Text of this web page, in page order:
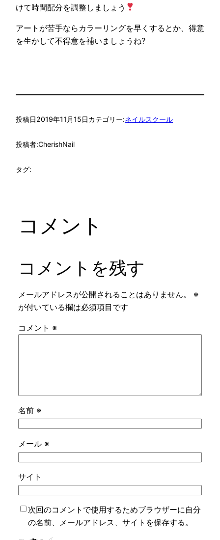
けて時間配分を調整しましょう
アートが苦手ならカラーリングを早くするとか、得意
を生かして不得意を補いましょうね?
投稿日2019年11月15日カテゴリー:ネイルスクール
投稿者:CherishNail
タグ:
コメント
コメントを残す
メールアドレスが公開されることはありません。
※
が付いている欄は必須項目です
コメント ※
名前 ※
メール ※
サイト
次回のコメントで使用するためブラウザーに自分
の名前、メールアドレス、サイトを保存する。